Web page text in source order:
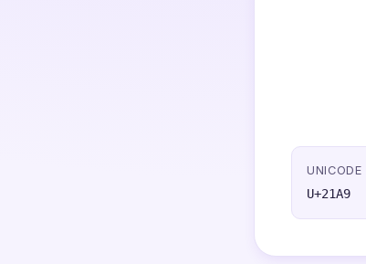
UNICODE
U+21A9